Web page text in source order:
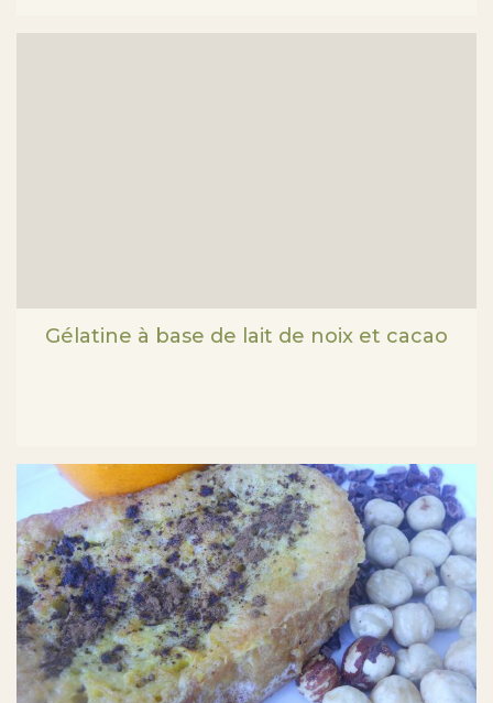
Gélatine à base de lait de noix et cacao